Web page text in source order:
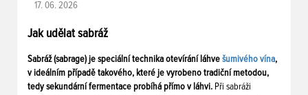
17. 06. 2026
Jak udělat sabráž
Sabráž (sabrage) je speciální technika otevírání láhve šumivého vína,
v ideálním případě takového, které je vyrobeno tradiční metodou,
tedy sekundární fermentace probíhá přímo v láhvi. Při sabráži